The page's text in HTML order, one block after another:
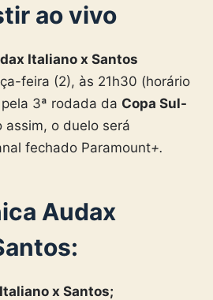
ao vivo
Italiano x Santos
feira (2), às 21h30 (horário
3ª rodada da Copa Sul-
assim, o duelo será
fechado Paramount+.
Audax
x Santos;